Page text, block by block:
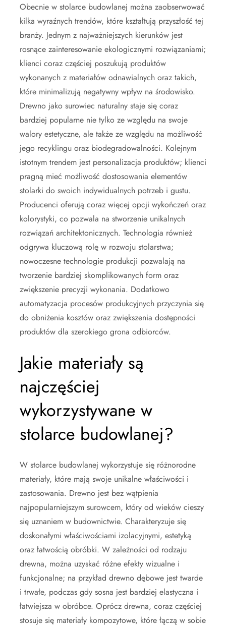
Obecnie w stolarce budowlanej można zaobserwować
kilka wyraźnych trendów, które kształtują przyszłość tej
branży. Jednym z najważniejszych kierunków jest
rosnące zainteresowanie ekologicznymi rozwiązaniami;
klienci coraz częściej poszukują produktów
wykonanych z materiałów odnawialnych oraz takich,
które minimalizują negatywny wpływ na środowisko.
Drewno jako surowiec naturalny staje się coraz
bardziej popularne nie tylko ze względu na swoje
walory estetyczne, ale także ze względu na możliwość
jego recyklingu oraz biodegradowalności. Kolejnym
istotnym trendem jest personalizacja produktów; klienci
pragną mieć możliwość dostosowania elementów
stolarki do swoich indywidualnych potrzeb i gustu.
Producenci oferują coraz więcej opcji wykończeń oraz
kolorystyki, co pozwala na stworzenie unikalnych
rozwiązań architektonicznych. Technologia również
odgrywa kluczową rolę w rozwoju stolarstwa;
nowoczesne technologie produkcji pozwalają na
tworzenie bardziej skomplikowanych form oraz
zwiększenie precyzji wykonania. Dodatkowo
automatyzacja procesów produkcyjnych przyczynia się
do obniżenia kosztów oraz zwiększenia dostępności
produktów dla szerokiego grona odbiorców.
Jakie materiały są
najczęściej
wykorzystywane w
stolarce budowlanej?
W stolarce budowlanej wykorzystuje się różnorodne
materiały, które mają swoje unikalne właściwości i
zastosowania. Drewno jest bez wątpienia
najpopularniejszym surowcem, który od wieków cieszy
się uznaniem w budownictwie. Charakteryzuje się
doskonałymi właściwościami izolacyjnymi, estetyką
oraz łatwością obróbki. W zależności od rodzaju
drewna, można uzyskać różne efekty wizualne i
funkcjonalne; na przykład drewno dębowe jest twarde
i trwałe, podczas gdy sosna jest bardziej elastyczna i
łatwiejsza w obróbce. Oprócz drewna, coraz częściej
stosuje się materiały kompozytowe, które łączą w sobie